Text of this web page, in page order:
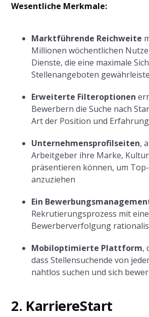
Wesentliche Merkmale:
Marktführende Reichweite
Millionen wöchentlichen
Dienste, die eine maximale
Stellenangeboten
Erweiterte Filteroptionen
Bewerbern die Suche nach
Art der Position und
Unternehmensprofilseiten,
Arbeitgeber ihre Marke,
präsentieren können, um
anzuziehen
Ein
Rekrutierungsprozess mit
Bewerberverfolgung
Mobiloptimierte Plattform,
dass Stellensuchende von
nahtlos suchen und sich
2. KarriereStart